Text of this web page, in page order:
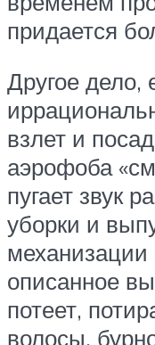
придается
Другое дело,
взлет и
аэрофоба
пугает звук
уборки и
описанное
потеет,
волосы,